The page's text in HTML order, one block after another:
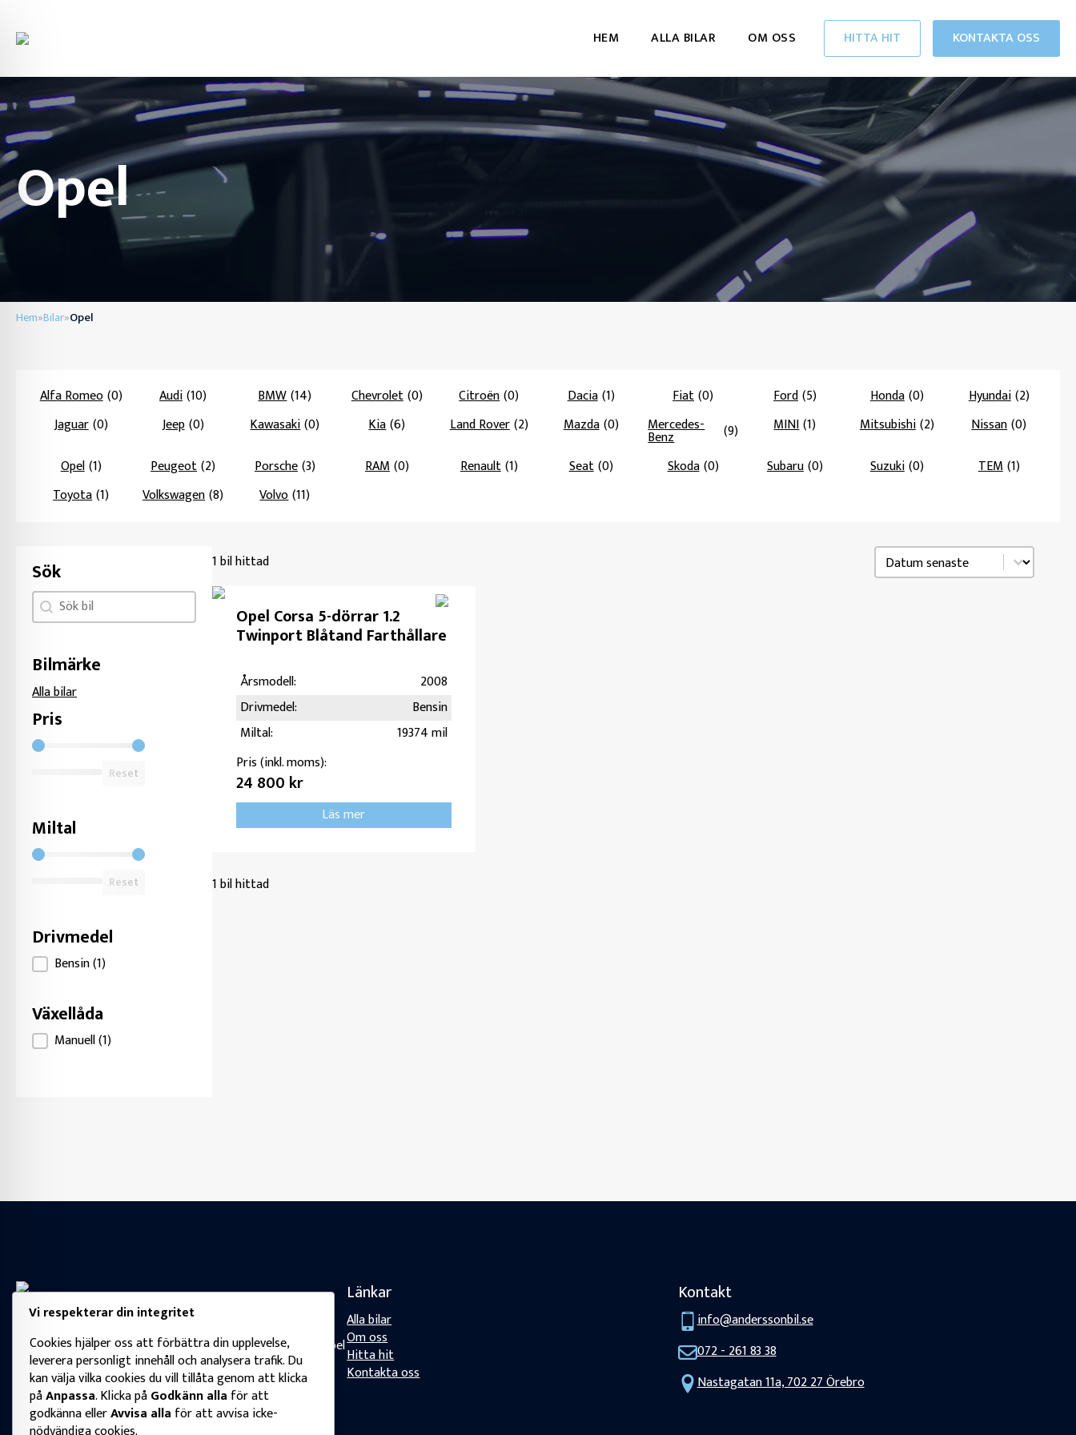
HEM ALLA BILAR OM OSS HITTA HIT KONTAKTA OSS
Opel
Hem»Bilar»Opel
Alfa Romeo(0) Audi(10) BMW(14) Chevrolet(0) Citroën(0) Dacia(1) Fiat(0) Ford(5) Honda(0) Hyundai(2)
Jaguar(0) Jeep (0) Kawasaki(0) Kia(6) Land Rover(2) Mazda(0) Mercedes-
Benz (9) MINI(1) Mitsubishi(2) Nissan(0)
Opel(1) Peugeot(2) Porsche(3) RAM(0) Renault(1) Seat(0) Skoda (0) Subaru(0) Suzuki(0) TEM(1)
Toyota(1) Volkswagen(8) Volvo(11)
Sök
Sök facet
Search content
Bilmärke
Alla bilar
Pris
Filter Pris
Reset
Miltal
Filter Miltal
Reset
Drivmedel
Filter Drivmedel
Bensin(1)
Växellåda
Filter Växellåda
Manuell(1)
1 bil hittad Sortering
Sort content
Opel Corsa 5-dörrar 1.2
Twinport Blåtand Farthållare
Årsmodell:
2008
Drivmedel:
Bensin
Miltal:
19374 mil
Pris (inkl. moms):
24 800 kr
Läs mer
1 bil hittad
Andersson Bil AB är din trygga bilhandlare i Örebro. Vi
och A-traktorer, alltid med fokus på personlig service, flexibel
finansiering och smidiga inbyten. Välkommen till en enklare
bilaffär!
Länkar
Alla bilar
Om oss
Hitta hit
Kontakta oss
Kontakt
info@anderssonbil.se
072 - 261 83 38
Nastagatan 11a, 702 27 Örebro
Vi respekterar din integritet
Cookies hjälper oss att förbättra din upplevelse,
leverera personligt innehåll och analysera trafik. Du
kan välja vilka cookies du vill tillåta genom att klicka
påAnpassa. Klicka påGodkänn alla för att
godkänna ellerAvvisa alla för att avvisa icke-